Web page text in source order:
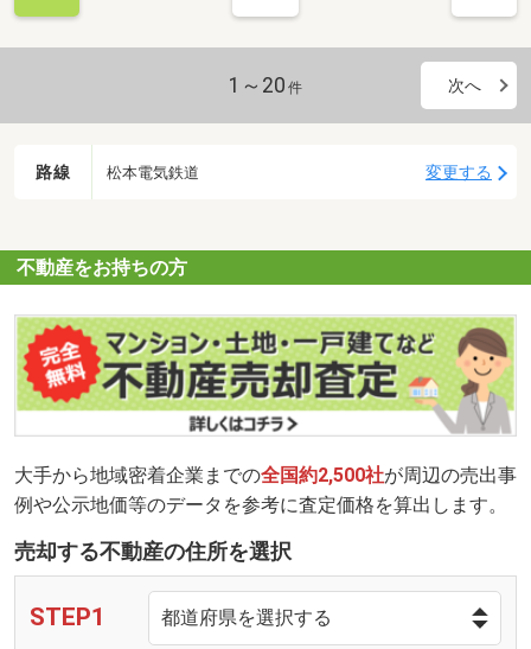
1～20 件 次へ
路線 松本電気鉄道 変更する
不動産をお持ちの方
大手から地域密着企業までの全国約2,500社が周辺の売出事
例や公示地価等のデータを参考に査定価格を算出します。
売却する不動産の住所を選択
STEP1